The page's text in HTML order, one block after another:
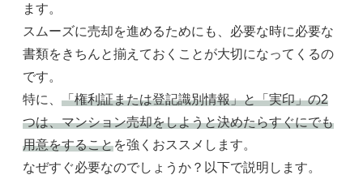
ます。
スムーズに売却を進めるためにも、必要な時に必要な
書類をきちんと揃えておくことが大切になってくるの
です。
特に、 「権利証または登記識別情報」と「実印」の2
つは、マンション売却をしようと決めたらすぐにでも
用意をすることを強くおススメします。
なぜすぐ必要なのでしょうか？以下で説明します。